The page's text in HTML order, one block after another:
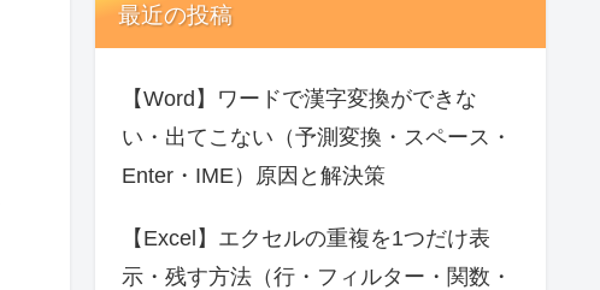
最近の投稿
【Word】ワードで漢字変換ができな
い・出てこない（予測変換・スペース・
Enter・IME）原因と解決策
【Excel】エクセルの重複を1つだけ表
示・残す方法（行・フィルター・関数・